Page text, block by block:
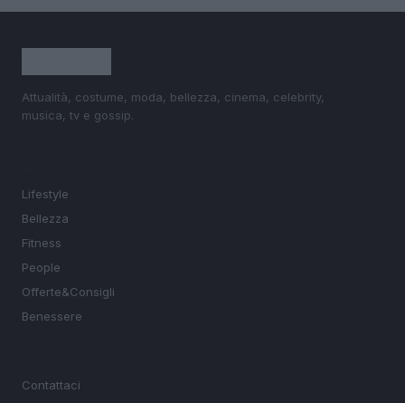
Attualità, costume, moda, bellezza, cinema, celebrity,
musica, tv e gossip.
Lifestyle
Bellezza
Fitness
People
Offerte&Consigli
Benessere
Contattaci